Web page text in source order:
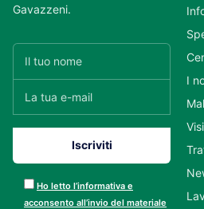
Gavazzeni.
Ho letto l’informativa e
acconsento all’invio del materiale
I